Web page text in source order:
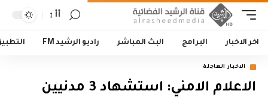
أأ
اخر الاخبار البرامج البث المباشر راديو الرشيد FM
الاخبار العاجلة
الاعلام الامني: استشهاد 3 مدنيين